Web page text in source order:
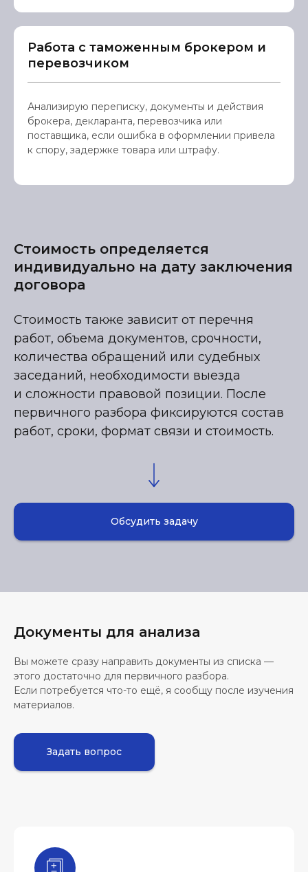
Работа с таможенным брокером и
перевозчиком
Анализирую переписку, документы и действия
брокера, декларанта, перевозчика или
поставщика, если ошибка в оформлении привела
к спору, задержке товара или штрафу.
Стоимость определяется
индивидуально на дату заключения
договора
Стоимость также зависит от перечня
работ, объема документов, срочности,
количества обращений или судебных
заседаний, необходимости выезда
и сложности правовой позиции. После
первичного разбора фиксируются состав
работ, сроки, формат связи и стоимость.
Обсудить задачу
Документы для анализа
Вы можете сразу направить документы из списка —
этого достаточно для первичного разбора.
Если потребуется что-то ещё, я сообщу после изучения
материалов.
Задать вопрос